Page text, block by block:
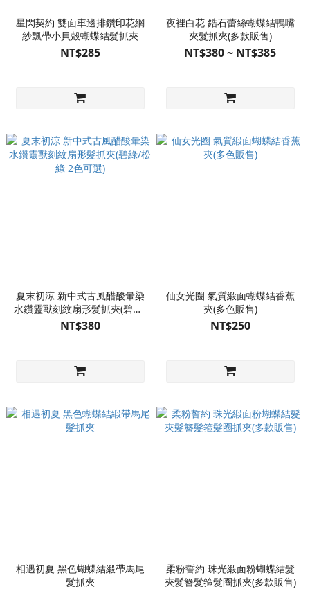
星閃契約 雙面車邊排鑽印花網
紗飄帶小貝殼蝴蝶結髮抓夾
NT$285
夜裡白花 鋯石蕾絲蝴蝶結鴨嘴
夾髮抓夾(多款販售)
NT$380 ~ NT$385
夏末初涼 新中式古風醋酸暈染
水鑽靈獸刻紋扇形髮抓夾(碧綠/
松綠 2色可選)
NT$380
仙女光圈 氣質緞面蝴蝶結香蕉
夾(多色販售)
NT$250
相遇初夏 黑色蝴蝶結緞帶馬尾
髮抓夾
柔粉誓約 珠光緞面粉蝴蝶結髮
夾髮簪髮箍髮圈抓夾(多款販售)